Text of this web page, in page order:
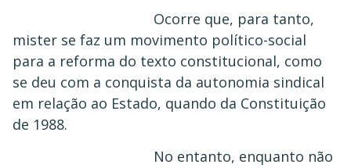
Ocorre que, para tanto,
mister se faz um movimento político-social
para a reforma do texto constitucional, como
se deu com a conquista da autonomia sindical
em relação ao Estado, quando da Constituição
de 1988.
No entanto, enquanto não